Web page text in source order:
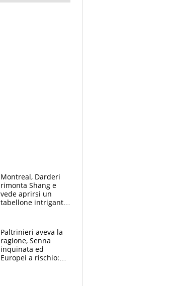
Montreal, Darderi
rimonta Shang e
vede aprirsi un
tabellone intrigante:
felice del mio livello"
Paltrinieri aveva la
ragione, Senna
inquinata ed
Europei a rischio: